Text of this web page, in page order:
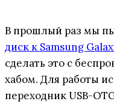
В прошлый раз мы
диск к Samsung
сделать это с
хабом. Для работы
переходник USB-